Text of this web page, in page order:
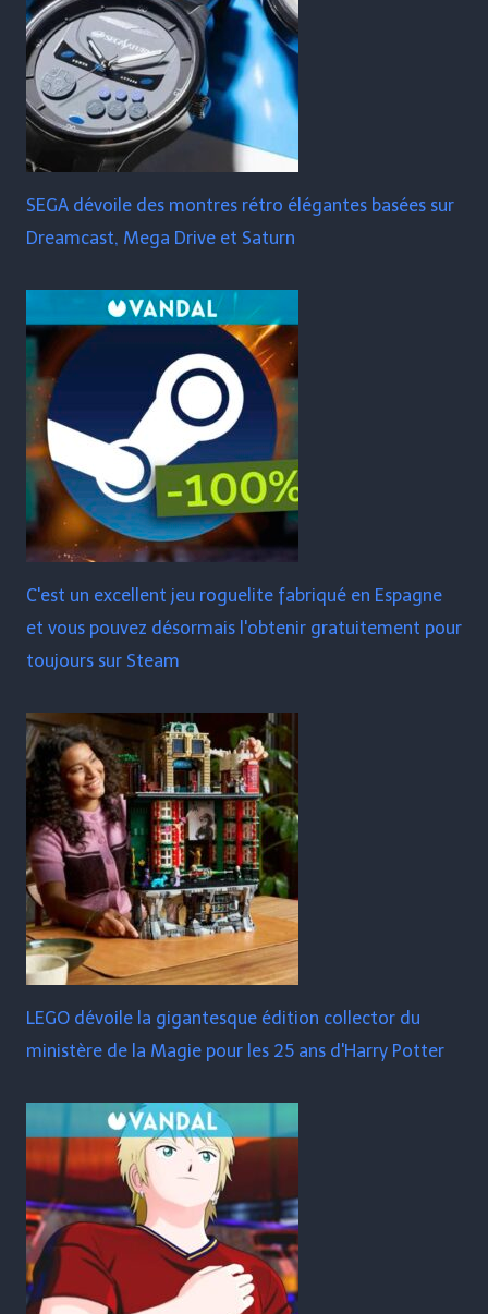
SEGA dévoile des montres rétro élégantes basées sur
Dreamcast, Mega Drive et Saturn
C'est un excellent jeu roguelite fabriqué en Espagne
et vous pouvez désormais l'obtenir gratuitement pour
toujours sur Steam
LEGO dévoile la gigantesque édition collector du
ministère de la Magie pour les 25 ans d'Harry Potter